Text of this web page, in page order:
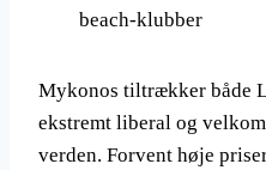
beach-klubber
Mykonos tiltrækker både
ekstremt liberal og
verden. Forvent høje